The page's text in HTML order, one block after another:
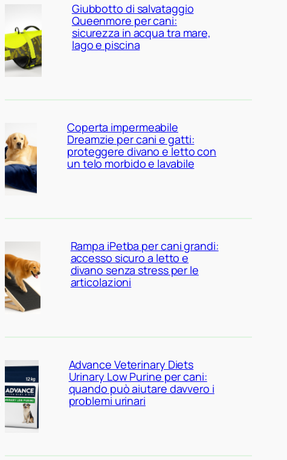
Giubbotto di salvataggio
Queenmore per cani:
sicurezza in acqua tra mare,
lago e piscina
Coperta impermeabile
Dreamzie per cani e gatti:
proteggere divano e letto con
un telo morbido e lavabile
Rampa iPetba per cani grandi:
accesso sicuro a letto e
divano senza stress per le
articolazioni
Advance Veterinary Diets
Urinary Low Purine per cani:
quando può aiutare davvero i
problemi urinari